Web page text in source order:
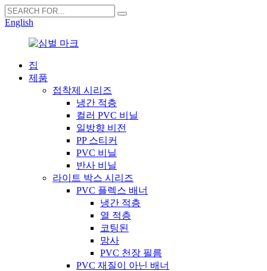
English
집
제품
접착제 시리즈
냉간 적층
컬러 PVC 비닐
일방향 비전
PP 스티커
PVC 비닐
반사 비닐
라이트 박스 시리즈
PVC 플렉스 배너
냉간 적층
열 적층
코팅된
망사
PVC 천장 필름
PVC 재질이 아닌 배너